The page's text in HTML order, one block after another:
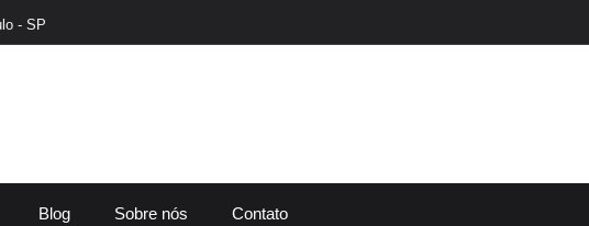
- SP
Blog Sobre nós Contato